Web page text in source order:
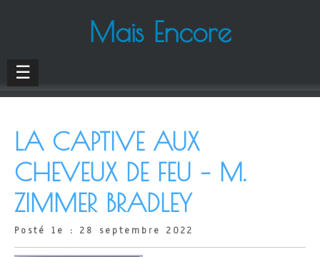
Mais Encore
☰
LA CAPTIVE AUX
CHEVEUX DE FEU – M.
ZIMMER BRADLEY
Posté le : 28 septembre 2022